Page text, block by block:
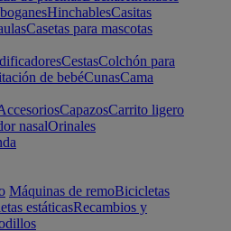
HinchablesCasitas
Casetas para mascotas
CestasColchón para
de bebéCunasCama
CapazosCarrito ligero
nasalOrinales
Máquinas de remoBicicletas
estáticasRecambios y